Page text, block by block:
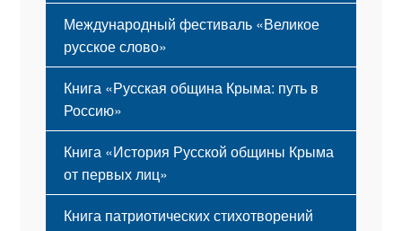
Международный фестиваль «Великое
русское слово»
Книга «Русская община Крыма: путь в
Россию»
Книга «История Русской общины Крыма
от первых лиц»
Книга патриотических стихотворений